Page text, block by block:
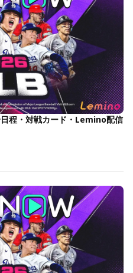
日程・対戦カード・Lemino配信